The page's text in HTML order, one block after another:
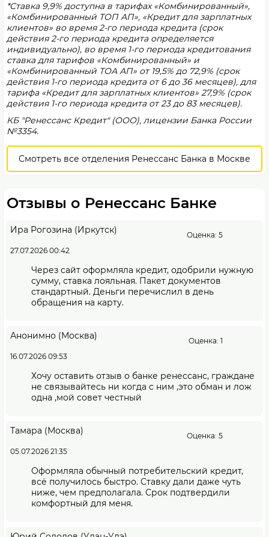
*Ставка 9,9% доступна в тарифах «Комбинированный»,
«Комбинированный ТОП АП», «Кредит для зарплатных
клиентов» во время 2-го периода кредита (срок
действия 2-го периода кредита определяется
индивидуально), во время 1-го периода кредитования
ставка для тарифов «Комбинированный» и
«Комбинированный ТОА АП» от 19,5% до 72,9% (срок
действия 1-го периода кредита от 6 до 36 месяцев), для
тарифа «Кредит для зарплатных клиентов» 27,9% (срок
действия 1-го периода кредита от 23 до 83 месяцев).
КБ "Ренессанс Кредит" (ООО), лицензии Банка России
№3354.
Смотреть все отделения Ренессанс Банка в Москве
Отзывы о Ренессанс Банке
Ира Рогозина (Иркутск)
Оценка: 5
27.07.2026 00:42
Через сайт оформляла кредит, одобрили нужную
сумму, ставка лояльная. Пакет документов
стандартный. Деньги перечислил в день
обращения на карту.
Анонимно (Москва)
Оценка: 1
16.07.2026 09:53
Хочу оставить отзыв о банке ренессанс, граждане
не связывайтесь ни когда с ним ,это обман и лож
одна ,мой совет честный
Тамара (Москва)
Оценка: 5
05.07.2026 21:35
Оформляла обычный потребительский кредит,
всё получилось быстро. Ставку дали даже чуть
ниже, чем предполагала. Срок подтвердили
комфортный для меня.